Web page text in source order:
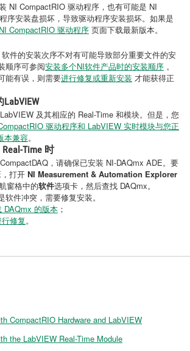
NI CompactRIO 驱动程序，也有可能是 NI
序安装盘损坏，导致驱动程序安装损坏。如果是
NI CompactRIO 驱动程序 页面下载最新版本。
件的安装次序不对有可能导致部分重要文件的安
顺序可参阅安装多个NI软件产品时的安装顺序 。
能有误，则需要进行修复或重新安装 才能获得正
及其相应的 Real-Time 和模块。但是，您
驱动程序和 LabVIEW 实时模块与您正
本兼容。
Time 时
，请确保已安装 NI-DAQmx ADE。要
打开 NI Measurement & Automation Explorer
窗格中的软件选项卡，然后查找 DAQmx。
件冲突，需要修复安装。
DAQmx 的版本 ；
修复。
CompactRIO Hardware and LabVIEW
the LabVIEW Real-Time Module